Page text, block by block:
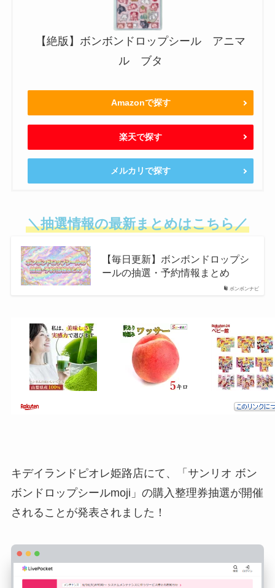
【絶版】ボンボンドロップシール アニマ
ル ブタ
Amazonで探す
楽天で探す
メルカリで探す
＼抽選情報の最新まとめはこちら／
ボンボンナビ
【毎日更新】ボンボンドロップシ
ールの抽選・予約情報まとめ
キデイランドピオレ姫路店にて、「サンリオ ボン
ボンドロップシールmoji」の購入整理券抽選が開催
されることが発表されました！